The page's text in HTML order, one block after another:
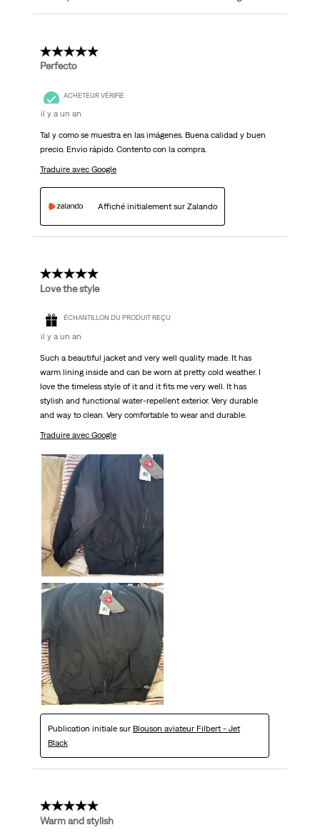
5 étoile(s) sur 5.
Perfecto
ACHETEUR VÉRIFIÉ
il y a un an
Tal y como se muestra en las imágenes. Buena calidad y buen
precio. Envio rápido. Contento con la compra.
Traduire avec Google
Affiché initialement sur Zalando
5 étoile(s) sur 5.
Love the style
ÉCHANTILLON DU PRODUIT REÇU
il y a un an
Such a beautiful jacket and very well quality made. It has
warm lining inside and can be worn at pretty cold weather. I
love the timeless style of it and it fits me very well. It has
stylish and functional water-repellent exterior. Very durable
and way to clean. Very comfortable to wear and durable.
Traduire avec Google
Publication initiale sur Blouson aviateur Filbert - Jet
Black
5 étoile(s) sur 5.
Warm and stylish